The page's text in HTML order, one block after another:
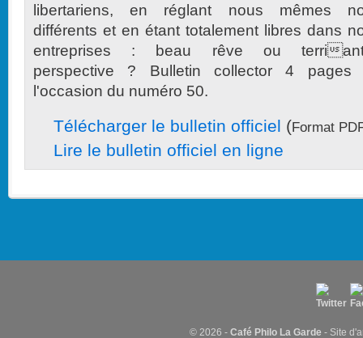
libertariens, en réglant nous mêmes
différents et en étant totalement libres dans
entreprises : beau rêve ou terri
perspective ? Bulletin collector 4 pages
l'occasion du numéro 50.
Télécharger le bulletin officiel (Format
Lire le bulletin officiel en ligne
© 2026 - Café Philo La Garde - Site